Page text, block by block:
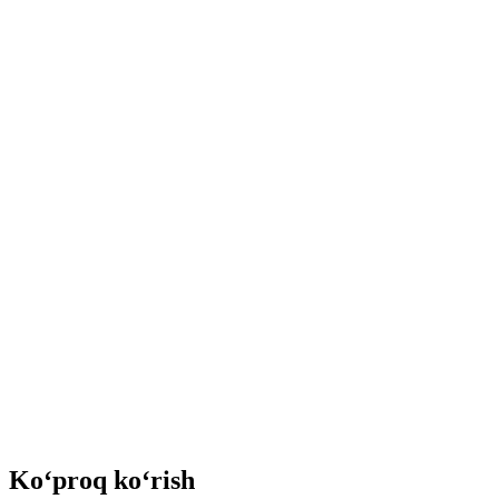
Ko‘proq ko‘rish